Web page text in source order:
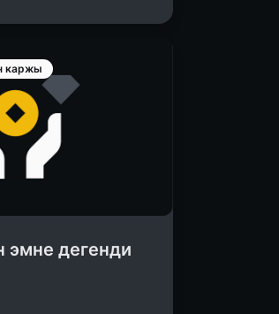
каржы
эмне дегенди